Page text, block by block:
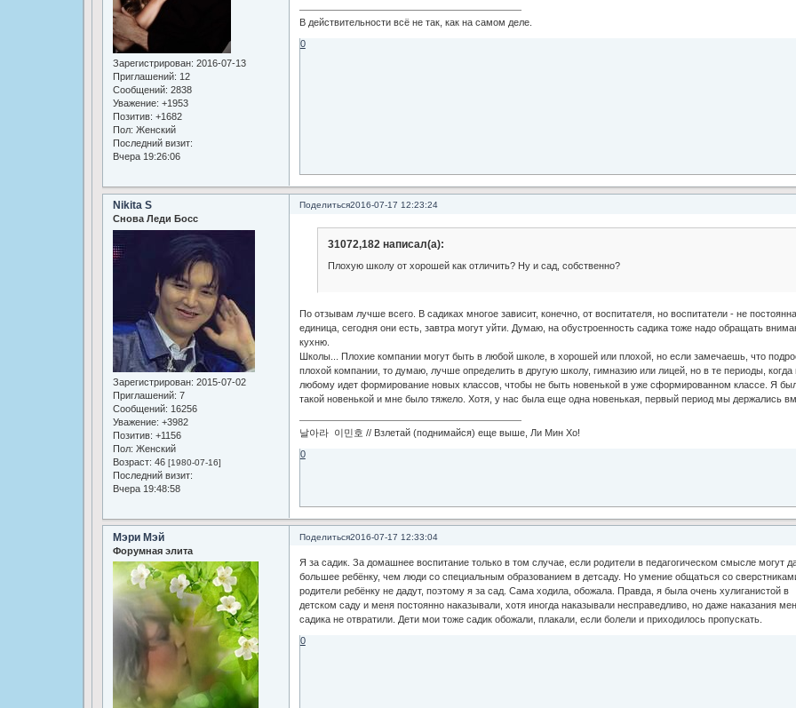
Зарегистрирован: 2016-07-13
Приглашений: 12
Сообщений: 2838
Уважение: +1953
Позитив: +1682
Пол: Женский
Последний визит:
Вчера 19:26:06
В действительности всё не так, как на самом деле.
0
Поделиться2016-07-17 12:23:24
Nikita S
Снова Леди Босс
Зарегистрирован: 2015-07-02
Приглашений: 7
Сообщений: 16256
Уважение: +3982
Позитив: +1156
Пол: Женский
Возраст: 46 [1980-07-16]
Последний визит:
Вчера 19:48:58
31072,182 написал(а):
Плохую школу от хорошей как отличить? Ну и сад, собственно?
По отзывам лучше всего. В садиках многое зависит, конечно, от воспитателя, но воспитатели - не
единица, сегодня они есть, завтра могут уйти. Думаю, на обустроенность садика тоже надо обращать
кухню.
Школы... Плохие компании могут быть в любой школе, в хорошей или плохой, но если замечаешь, что
плохой компании, то думаю, лучше определить в другую школу, гимназию или лицей, но в те периоды, когда
любому идет формирование новых классов, чтобы не быть новенькой в уже сформированном классе. Я
такой новенькой и мне было тяжело. Хотя, у нас была еще одна новенькая, первый период мы держались
날아라 이민호 // Взлетай (поднимайся) еще выше, Ли Мин Хо!
0
Поделиться2016-07-17 12:33:04
Мэри Мэй
Форумная элита
Я за садик. За домашнее воспитание только в том случае, если родители в педагогическом смысле могут
большее ребёнку, чем люди со специальным образованием в детсаду. Но умение общаться со
родители ребёнку не дадут, поэтому я за сад. Сама ходила, обожала. Правда, я была очень хулиганистой в
детском саду и меня постоянно наказывали, хотя иногда наказывали несправедливо, но даже наказания
садика не отвратили. Дети мои тоже садик обожали, плакали, если болели и приходилось пропускать.
0